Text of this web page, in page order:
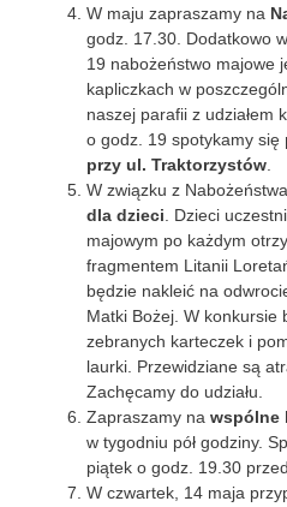
W maju zapraszamy na
godz. 17.30. Dodatkowo
19 nabożeństwo majowe
kapliczkach w
naszej parafii z udziałem
o godz. 19 spotykamy się
przy ul. Traktorzystów.
W związku z
dla dzieci. Dzieci
majowym po każdym
fragmentem Litanii
będzie nakleić na
Matki Bożej. W konkursie
zebranych karteczek i
laurki. Przewidziane są
Zachęcamy do udziału.
Zapraszamy na wspólne
w tygodniu pół godziny.
piątek o godz. 19.30
W czwartek, 14 maja